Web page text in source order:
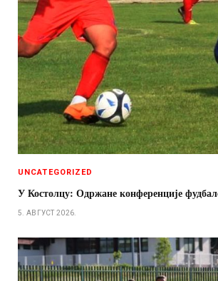
UNCATEGORIZED
У Костолцу: Одржане конференције
5. АВГУСТ 2026.